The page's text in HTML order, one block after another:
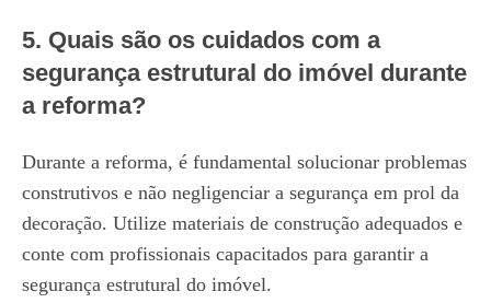
5. Quais são os cuidados com a
segurança estrutural do imóvel durante
a reforma?
Durante a reforma, é fundamental solucionar problemas
construtivos e não negligenciar a segurança em prol da
decoração. Utilize materiais de construção adequados e
conte com profissionais capacitados para garantir a
segurança estrutural do imóvel.